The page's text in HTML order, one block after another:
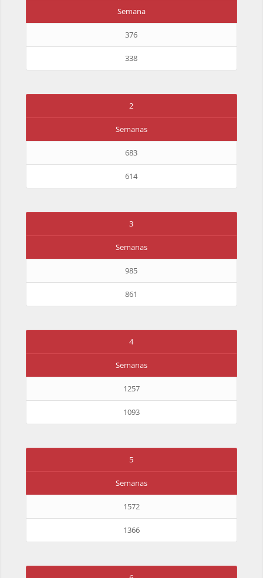
Semana
376
338
2
Semanas
683
614
3
Semanas
985
861
4
Semanas
1257
1093
5
Semanas
1572
1366